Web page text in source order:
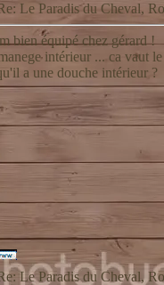
Le Paradis du Cheval,
bien équipé chez gérard !
intérieur ... ca vaut
a une douche intérieur ?
Le Paradis du Cheval,